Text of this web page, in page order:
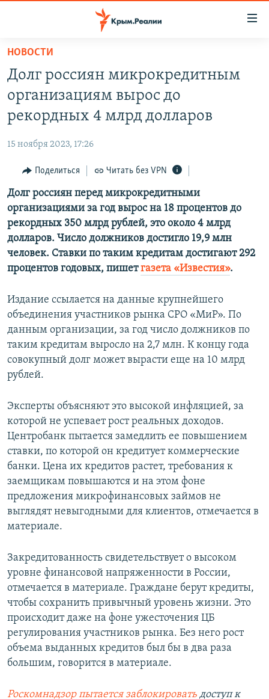
Вернуться
основному
содержанию
Вернутся
главной
навигации
Вернутся
поиску
СПЕЦПРОЕКТЫ
11 ЛЕТ ОККУПАЦИИ КРЫМА. 11 ИСТОРИЙ СОПРОТИВЛЕНИЯ
ВОДА
ЕЩЕ
ИНТЕРАКТИВ
ИНФОГРАФИКА
ТЕЛЕПРОЕКТ КРЫМ.РЕАЛИИ
СОВЕТЫ ПРАВОЗАЩИТНИКОВ
ПРОПАВШИЕ БЕЗ ВЕСТИ
КРЫМ.НЕПОКОРЕННЫЙ
УКРАИНСКАЯ ПРОБЛЕМА КРЫМА
РАДІО СВОБОДА
КАК ОБОЙТИ БЛОКИРОВКУ
Українською
Qırımtatar
Все сайты RFE/RL
НОВОСТИ
Долг россиян микрокредитным
организациям вырос до
рекордных 4 млрд долларов
15 ноября 2023, 17:26
Поделиться Читать без VPN
Долг россиян перед микрокредитными
организациями за год вырос на 18 процентов до
рекордных 350 млрд рублей, это около 4 млрд
долларов. Число должников достигло 19,9 млн
человек. Ставки по таким кредитам достигают 292
процентов годовых, пишетгазета «Известия».
Издание ссылается на данные крупнейшего
объединения участников рынка СРО «МиР». По
данным организации, за год число должников по
таким кредитам выросло на 2,7 млн. К концу года
совокупный долг может вырасти еще на 10 млрд
рублей.
Эксперты объясняют это высокой инфляцией, за
которой не успевает рост реальных доходов.
Центробанк пытается замедлить ее повышением
ставки, по которой он кредитует коммерческие
банки. Цена их кредитов растет, требования к
заемщикам повышаются и на этом фоне
предложения микрофинансовых займов не
выглядят невыгодными для клиентов, отмечается в
материале.
Закредитованность свидетельствует о высоком
уровне финансовой напряженности в России,
отмечается в материале. Граждане берут кредиты,
чтобы сохранить привычный уровень жизни. Это
происходит даже на фоне ужесточения ЦБ
регулирования участников рынка. Без него рост
объема выданных кредитов был бы в два раза
большим, говорится в материале.
Роскомнадзор пытается заблокировать доступ к